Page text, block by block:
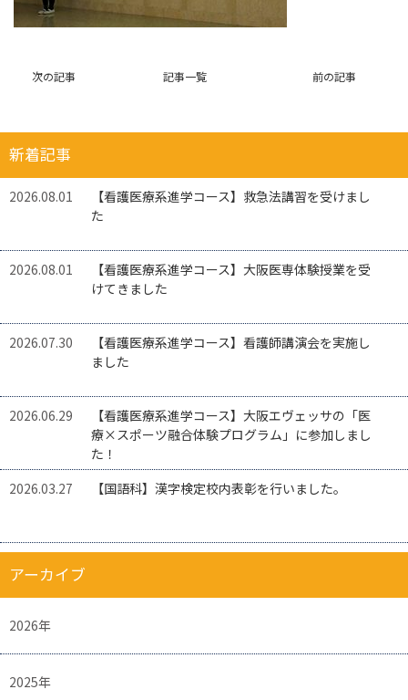
次の記事 記事一覧 前の記事
新着記事
2026.08.01
【看護医療系進学コース】救急法講習を受けまし
た
2026.08.01
【看護医療系進学コース】大阪医専体験授業を受
けてきました
2026.07.30
【看護医療系進学コース】看護師講演会を実施し
ました
2026.06.29
【看護医療系進学コース】大阪エヴェッサの「医
療×スポーツ融合体験プログラム」に参加しまし
た！
2026.03.27
【国語科】漢字検定校内表彰を行いました。
アーカイブ
2026年
2025年